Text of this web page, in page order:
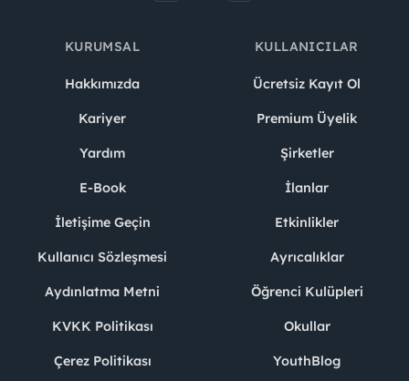
KURUMSAL
Hakkımızda
Kariyer
Yardım
E-Book
İletişime Geçin
Kullanıcı Sözleşmesi
Aydınlatma Metni
KVKK Politikası
Çerez Politikası
KULLANICILAR
Ücretsiz Kayıt Ol
Premium Üyelik
Şirketler
İlanlar
Etkinlikler
Ayrıcalıklar
Öğrenci Kulüpleri
Okullar
YouthBlog